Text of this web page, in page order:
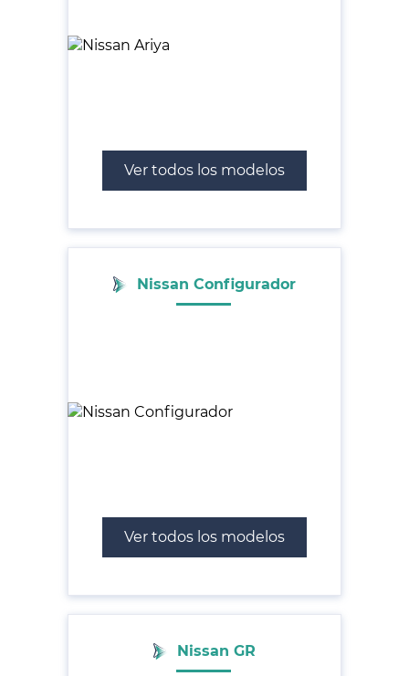
Ver todos los modelos
Nissan Configurador
Ver todos los modelos
Nissan GR